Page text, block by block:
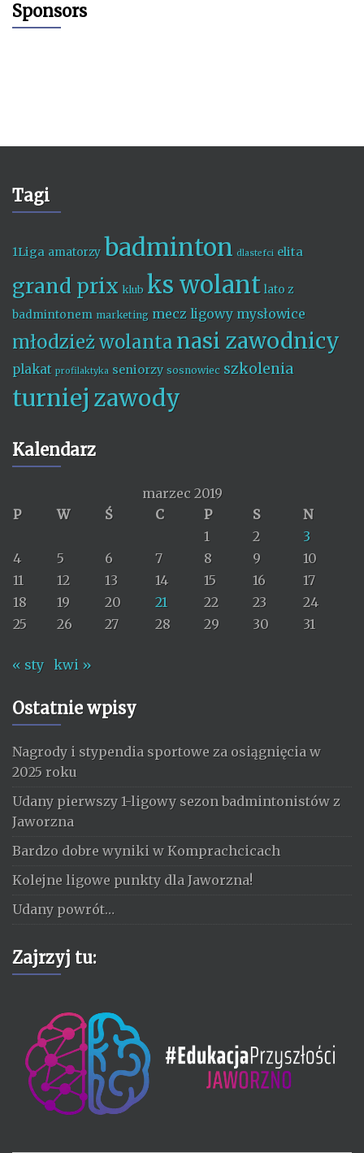
Sponsors
Tagi
1Liga amatorzy badminton dlastefci elita
grand prix klub ks wolant lato z
badmintonem marketing mecz ligowy mysłowice
młodzież wolanta nasi zawodnicy
plakat profilaktyka seniorzy sosnowiec szkolenia
turniej zawody
Kalendarz
marzec 2019
P
W Ś C P S
N
1
2
3
4
5 6 7 8 9
10
11
12 13 14 15 16
17
18
19 20 21 22 23
24
25
26 27 28 29 30 31
« sty kwi »
Ostatnie wpisy
Nagrody i stypendia sportowe za osiągnięcia w
2025 roku
Udany pierwszy 1-ligowy sezon badmintonistów z
Jaworzna
Bardzo dobre wyniki w Komprachcicach
Kolejne ligowe punkty dla Jaworzna!
Udany powrót…
Zajrzyj tu: